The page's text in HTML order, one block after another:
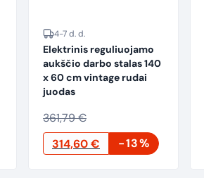
4-7 d. d.
Elektrinis reguliuojamo
aukščio darbo stalas 140
x 60 cm vintage rudai
juodas
361,79€
Original
price
314,60€
Current
price
-13%